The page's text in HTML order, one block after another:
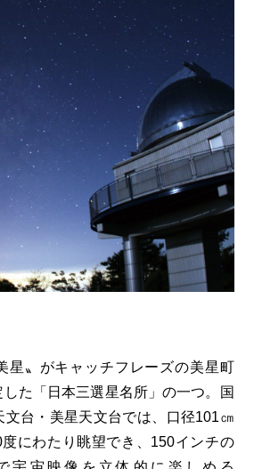
星〟がキャッチフレーズの美星町
た「日本三選星名所」の一つ。国
文台・美星天文台では、口径101㎝
にわたり眺望でき、150インチの